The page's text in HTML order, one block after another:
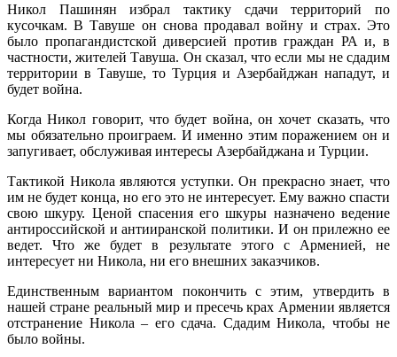
Никол Пашинян избрал тактику сдачи территорий по
кусочкам. В Тавуше он снова продавал войну и страх. Это
было пропагандистской диверсией против граждан РА и, в
частности, жителей Тавуша. Он сказал, что если мы не сдадим
территории в Тавуше, то Турция и Азербайджан нападут, и
будет война.
Когда Никол говорит, что будет война, он хочет сказать, что
мы обязательно проиграем. И именно этим поражением он и
запугивает, обслуживая интересы Азербайджана и Турции.
Тактикой Никола являются уступки. Он прекрасно знает, что
им не будет конца, но его это не интересует. Ему важно спасти
свою шкуру. Ценой спасения его шкуры назначено ведение
антироссийской и антииранской политики. И он прилежно ее
ведет. Что же будет в результате этого с Арменией, не
интересует ни Никола, ни его внешних заказчиков.
Единственным вариантом покончить с этим, утвердить в
нашей стране реальный мир и пресечь крах Армении является
отстранение Никола – его сдача. Сдадим Никола, чтобы не
было войны.